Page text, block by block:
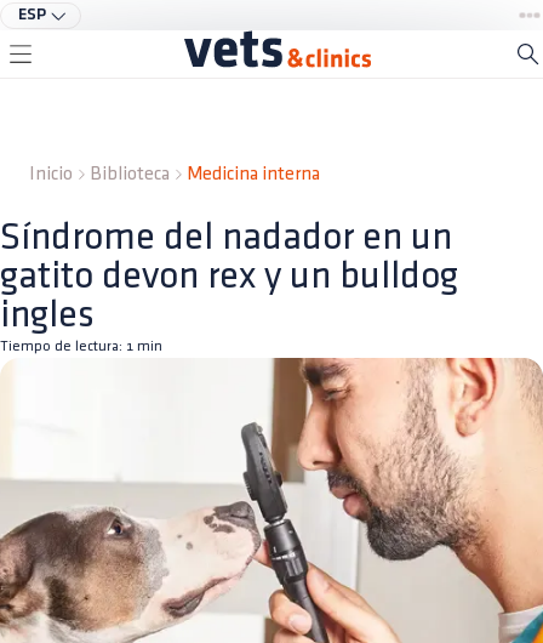
ESP
Inicio Biblioteca Medicina interna
Síndrome del nadador en un
gatito devon rex y un bulldog
ingles
Tiempo de lectura: 1 min